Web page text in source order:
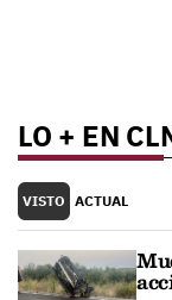
LO + EN
VISTO ACTUAL